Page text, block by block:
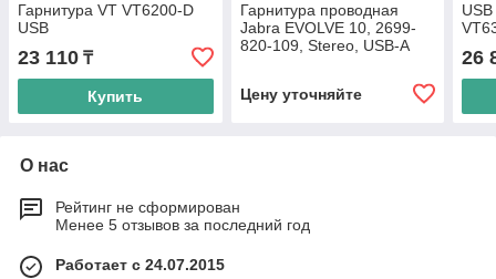
Гарнитура VT VT6200-D
USB
23 110 ₸
Купить
Гарнитура проводная
Jabra EVOLVE 10, 2699-
820-109, Stereo, USB-A
Цену уточняйте
26
О нас
Рейтинг не сформирован
Менее 5 отзывов за последний год
Работает с 24.07.2015